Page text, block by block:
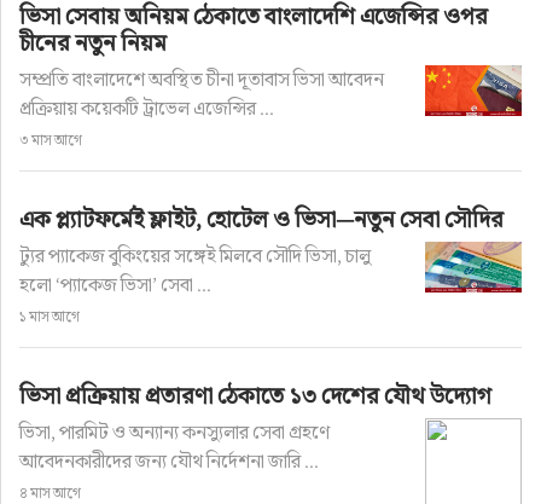
ভিসা সেবায় অনিয়ম ঠেকাতে বাংলাদেশি এজেন্সির ওপর
চীনের নতুন নিয়ম
সম্প্রতি বাংলাদেশে অবস্থিত চীনা দূতাবাস ভিসা আবেদন
প্রক্রিয়ায় কয়েকটি ট্রাভেল এজেন্সির ...
৩ মাস আগে
এক প্ল্যাটফর্মেই ফ্লাইট, হোটেল ও ভিসা—নতুন সেবা সৌদির
ট্যুর প্যাকেজ বুকিংয়ের সঙ্গেই মিলবে সৌদি ভিসা, চালু
হলো ‘প্যাকেজ ভিসা’ সেবা ...
১ মাস আগে
ভিসা প্রক্রিয়ায় প্রতারণা ঠেকাতে ১৩ দেশের যৌথ উদ্যোগ
ভিসা, পারমিট ও অন্যান্য কনস্যুলার সেবা গ্রহণে
আবেদনকারীদের জন্য যৌথ নির্দেশনা জারি ...
৪ মাস আগে